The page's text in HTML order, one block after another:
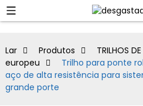
Lar Produtos TRILHOS
europeu
Trilho para ponte
aço de alta resistência para
grande porte